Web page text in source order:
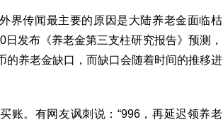
传闻最主要的原因是大陆养老金面临枯
发布《养老金第三支柱研究报告》预测，
养老金缺口，而缺口会随着时间的推移进
。有网友讽刺说：“996，再延迟领养老